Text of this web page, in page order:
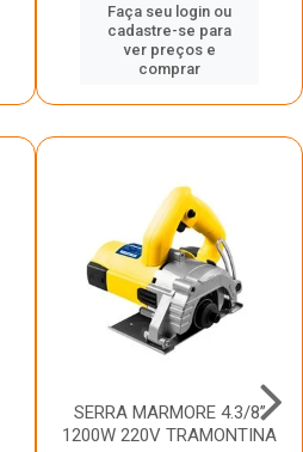
Faça seu login ou
cadastre-se para
ver preços e
comprar
SERRA MARMORE 4.3/8”
1200W 220V TRAMONTINA